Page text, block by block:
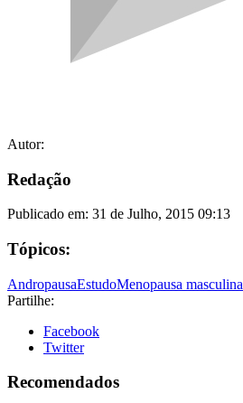
Autor:
Redação
Publicado em: 31 de Julho, 2015 09:13
Tópicos:
AndropausaEstudoMenopausa masculina
Partilhe:
Facebook
Twitter
Recomendados